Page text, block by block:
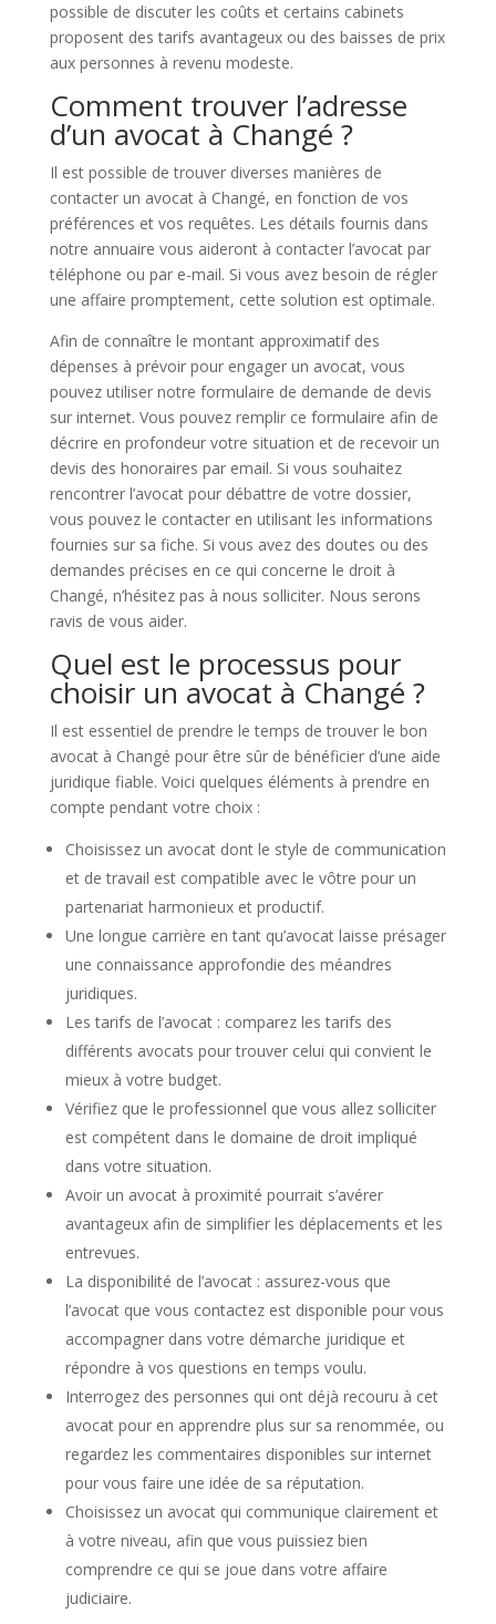
possible de discuter les coûts et certains cabinets
proposent des tarifs avantageux ou des baisses de prix
aux personnes à revenu modeste.
Comment trouver l’adresse
d’un avocat à Changé ?
Il est possible de trouver diverses manières de
contacter un avocat à Changé, en fonction de vos
préférences et vos requêtes. Les détails fournis dans
notre annuaire vous aideront à contacter l’avocat par
téléphone ou par e-mail. Si vous avez besoin de régler
une affaire promptement, cette solution est optimale.
Afin de connaître le montant approximatif des
dépenses à prévoir pour engager un avocat, vous
pouvez utiliser notre formulaire de demande de devis
sur internet. Vous pouvez remplir ce formulaire afin de
décrire en profondeur votre situation et de recevoir un
devis des honoraires par email. Si vous souhaitez
rencontrer l’avocat pour débattre de votre dossier,
vous pouvez le contacter en utilisant les informations
fournies sur sa fiche. Si vous avez des doutes ou des
demandes précises en ce qui concerne le droit à
Changé, n’hésitez pas à nous solliciter. Nous serons
ravis de vous aider.
Quel est le processus pour
choisir un avocat à Changé ?
Il est essentiel de prendre le temps de trouver le bon
avocat à Changé pour être sûr de bénéficier d’une aide
juridique fiable. Voici quelques éléments à prendre en
compte pendant votre choix :
Choisissez un avocat dont le style de communication
et de travail est compatible avec le vôtre pour un
partenariat harmonieux et productif.
Une longue carrière en tant qu’avocat laisse présager
une connaissance approfondie des méandres
juridiques.
Les tarifs de l’avocat : comparez les tarifs des
différents avocats pour trouver celui qui convient le
mieux à votre budget.
Vérifiez que le professionnel que vous allez solliciter
est compétent dans le domaine de droit impliqué
dans votre situation.
Avoir un avocat à proximité pourrait s’avérer
avantageux afin de simplifier les déplacements et les
entrevues.
La disponibilité de l’avocat : assurez-vous que
l’avocat que vous contactez est disponible pour vous
accompagner dans votre démarche juridique et
répondre à vos questions en temps voulu.
Interrogez des personnes qui ont déjà recouru à cet
avocat pour en apprendre plus sur sa renommée, ou
regardez les commentaires disponibles sur internet
pour vous faire une idée de sa réputation.
Choisissez un avocat qui communique clairement et
à votre niveau, afin que vous puissiez bien
comprendre ce qui se joue dans votre affaire
judiciaire.